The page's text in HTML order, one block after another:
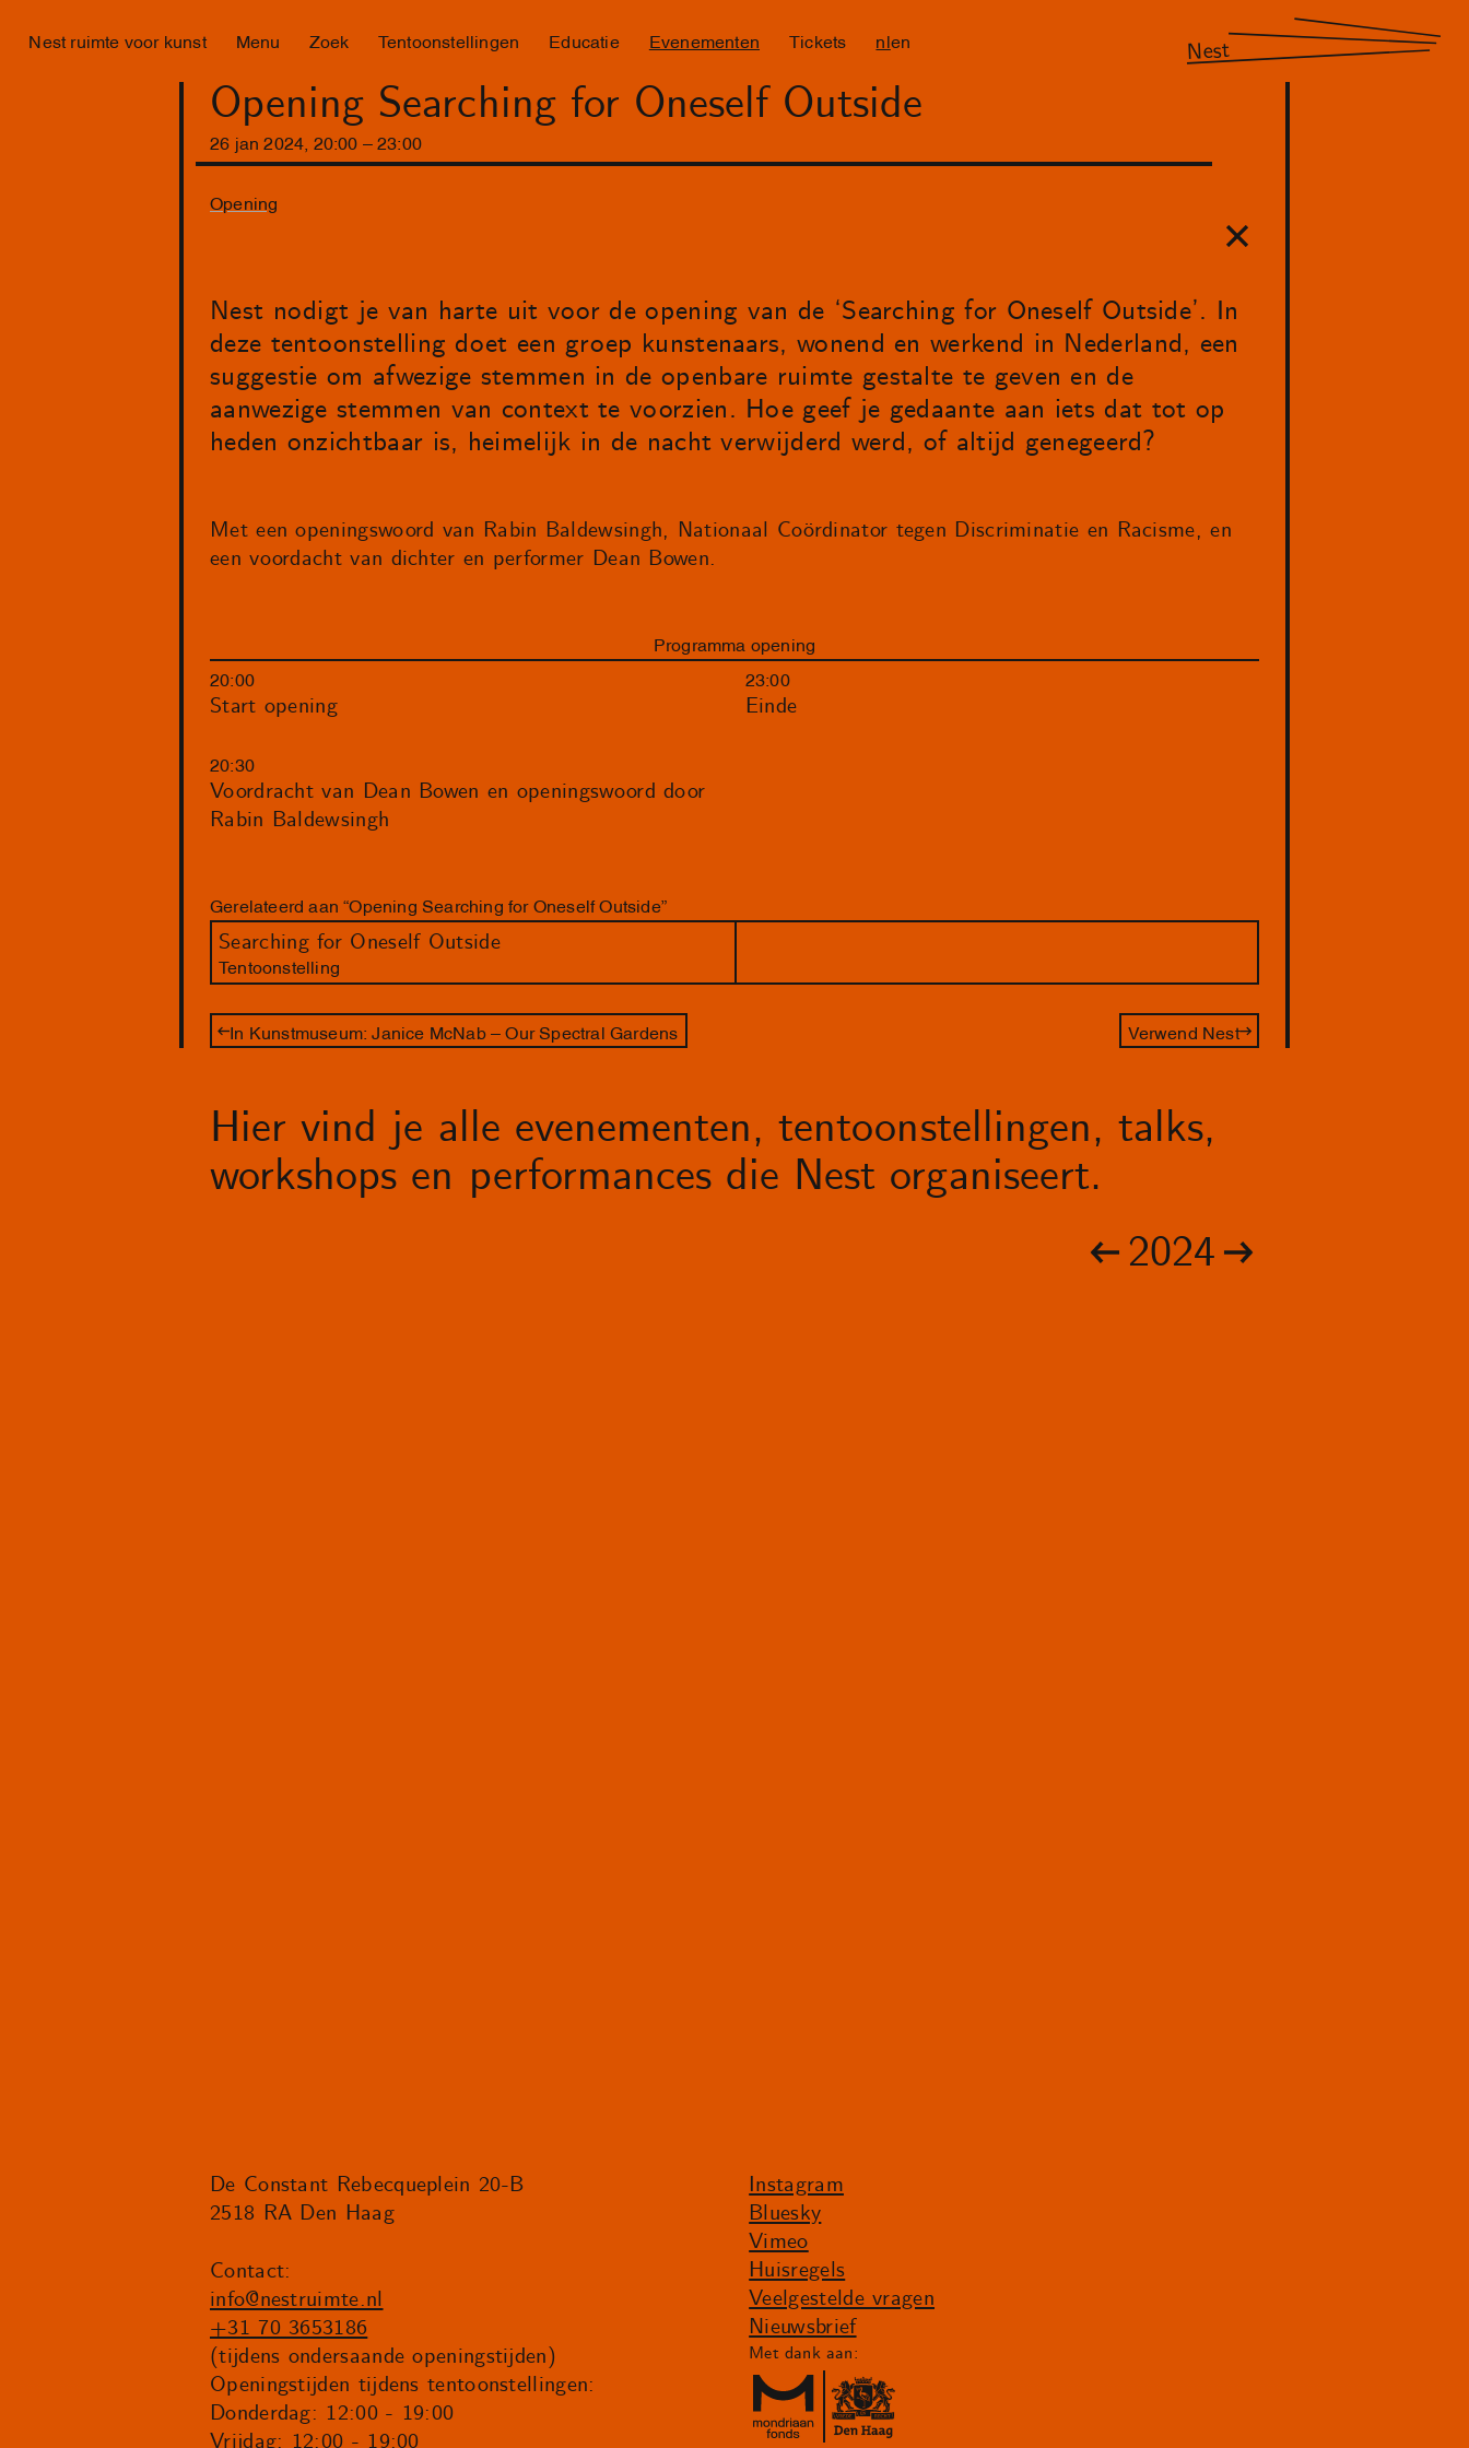
Nest ruimte voor kunst Menu Zoek Tentoonstellingen Educatie Evenementen Tickets nl en Nest
Opening Searching for Oneself Outside
26 jan 2024 20:00 –23 : 00
Opening
Nest nodigt je van harte uit voor de opening van de ‘Searching for Oneself Outside’. In
deze tentoonstelling doet een groep kunstenaars, wonend en werkend in Nederland, een
suggestie om afwezige stemmen in de openbare ruimte gestalte te geven en de
aanwezige stemmen van context te voorzien. Hoe geef je gedaante aan iets dat tot op
heden onzichtbaar is, heimelijk in de nacht verwijderd werd, of altijd genegeerd?
Met een openingswoord van Rabin Baldewsingh, Nationaal Coördinator tegen Discriminatie en Racisme, en
een voordacht van dichter en performer Dean Bowen.
Programma opening
20:00
Start opening
20:30
Voordracht van Dean Bowen en openingswoord door
Rabin Baldewsingh
23:00
Einde
Gerelateerd aan “Opening Searching for Oneself Outside”
Searching for Oneself Outside
Tentoonstelling
In Kunstmuseum: Janice McNab – Our Spectral Gardens Verwend Nest
Hier vind je alle evenementen, tentoonstellingen, talks,
workshops en performances die Nest organiseert.
2024
De Constant Rebecqueplein 20-B
2518 RA Den Haag
Contact:
info@nestruimte.nl
+31 70 3653186
(tijdens ondersaande openingstijden)
Openingstijden tijdens tentoonstellingen:
Donderdag: 12:00 - 19:00
Vrijdag: 12:00 - 19:00
Instagram
Bluesky
Vimeo
Huisregels
Veelgestelde vragen
Nieuwsbrief
Met dank aan: